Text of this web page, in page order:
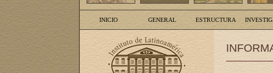
INICIO GENERAL ESTRUCTURA